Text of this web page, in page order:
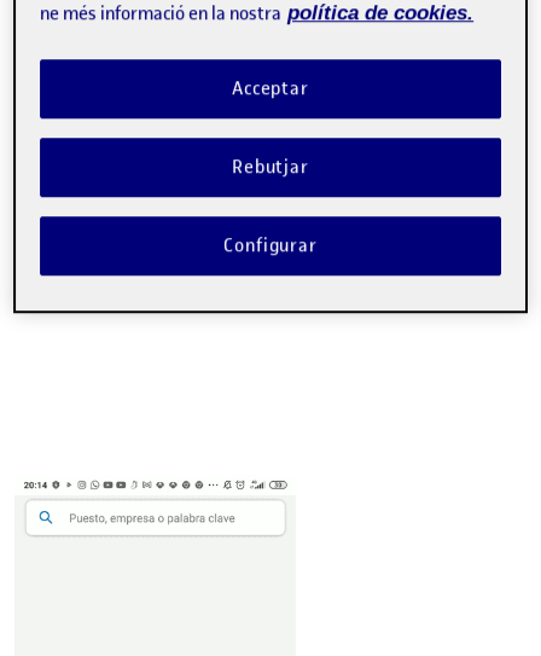
ne més informació en la nostra política de cookies.
Rebutjar
Acceptar
Configurar